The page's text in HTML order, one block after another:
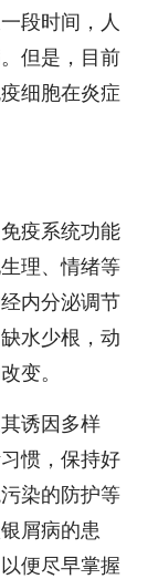
段时间，人
但是，目前
细胞在炎症
疫系统功能
理、情绪等
内分泌调节
水少根，动
变。
诱因多样
惯，保持好
染的防护等
屑病的患
便尽早掌握